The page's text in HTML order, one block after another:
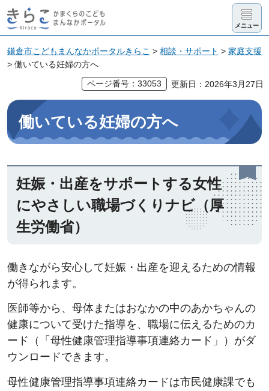
きらこ かま
くらのこど
も まんなか
ポータル
メニュー
鎌倉市こどもまんなかポータルきらこ > 相談・サポート > 家庭支援
> 働いている妊婦の方へ
ページ番号：33053
更新日：2026年3月27日
働いている妊婦の方へ
妊娠・出産をサポートする女性
にやさしい職場づくりナビ（厚
生労働省）
働きながら安心して妊娠・出産を迎えるための情報
が得られます。
医師等から、母体またはおなかの中のあかちゃんの
健康について受けた指導を、職場に伝えるためのカ
ード（「母性健康管理指導事項連絡カード」）がダ
ウンロードできます。
母性健康管理指導事項連絡カードは市民健康課でも